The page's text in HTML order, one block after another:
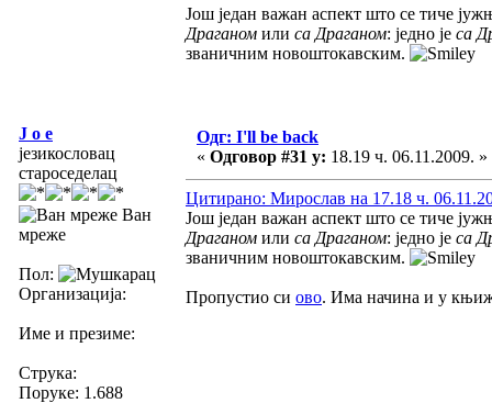
Још један важан аспект што се тиче
Драганом или са Драганом: једно је са
званичним новоштокавским.
J o e
језикословац
староседелац
Ван
мреже
Пол:
Организација:
Име и презиме:
Струка:
Поруке: 1.688
Одг: I'll be back
« Одговор #31 у: 18.19 ч. 06.11.2009. »
Цитирано: Мирослав на 17.18 ч.
Још један важан аспект што се тиче
Драганом или са Драганом: једно је са
званичним новоштокавским.
Пропустио си ово. Има начина и у